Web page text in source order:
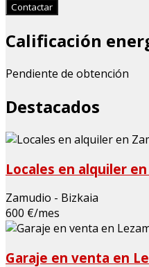
Contactar
Calificación
Pendiente de obtención
Destacados
Locales en alquiler
Zamudio - Bizkaia
600 €/mes
Garaje en venta en